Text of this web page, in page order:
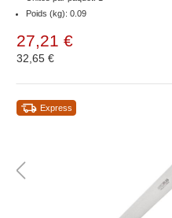
Poids (kg): 0.09
27,21 €
32,65 €
Express